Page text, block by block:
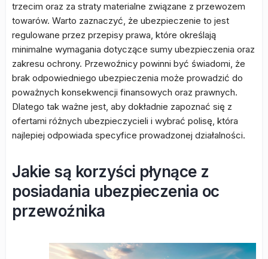
trzecim oraz za straty materialne związane z przewozem
towarów. Warto zaznaczyć, że ubezpieczenie to jest
regulowane przez przepisy prawa, które określają
minimalne wymagania dotyczące sumy ubezpieczenia oraz
zakresu ochrony. Przewoźnicy powinni być świadomi, że
brak odpowiedniego ubezpieczenia może prowadzić do
poważnych konsekwencji finansowych oraz prawnych.
Dlatego tak ważne jest, aby dokładnie zapoznać się z
ofertami różnych ubezpieczycieli i wybrać polisę, która
najlepiej odpowiada specyfice prowadzonej działalności.
Jakie są korzyści płynące z
posiadania ubezpieczenia oc
przewoźnika